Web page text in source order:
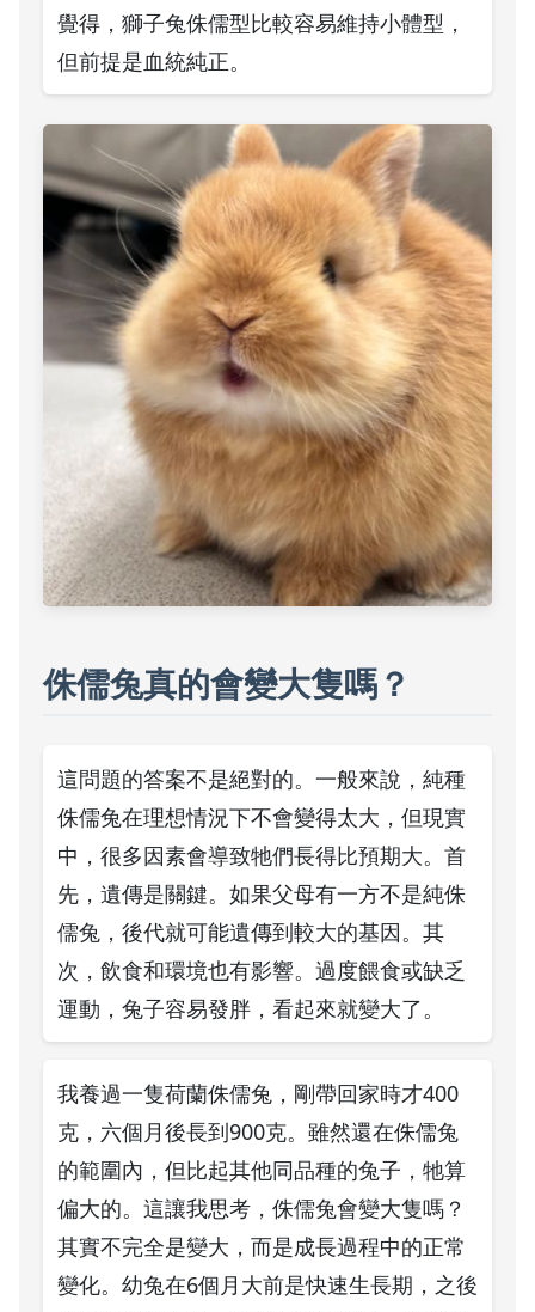
覺得，獅子兔侏儒型比較容易維持小體型，
但前提是血統純正。
侏儒兔真的會變大隻嗎？
這問題的答案不是絕對的。一般來說，純種
侏儒兔在理想情況下不會變得太大，但現實
中，很多因素會導致牠們長得比預期大。首
先，遺傳是關鍵。如果父母有一方不是純侏
儒兔，後代就可能遺傳到較大的基因。其
次，飲食和環境也有影響。過度餵食或缺乏
運動，兔子容易發胖，看起來就變大了。
我養過一隻荷蘭侏儒兔，剛帶回家時才400
克，六個月後長到900克。雖然還在侏儒兔
的範圍內，但比起其他同品種的兔子，牠算
偏大的。這讓我思考，侏儒兔會變大隻嗎？
其實不完全是變大，而是成長過程中的正常
變化。幼兔在6個月大前是快速生長期，之後